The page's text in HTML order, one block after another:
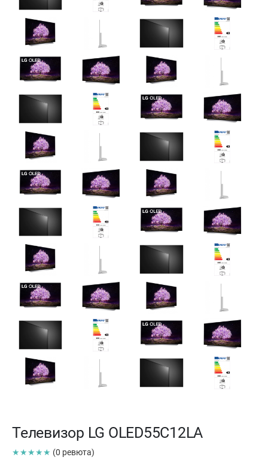
Телевизор LG OLED55C12LA
★★★★★ (0 ревюта)